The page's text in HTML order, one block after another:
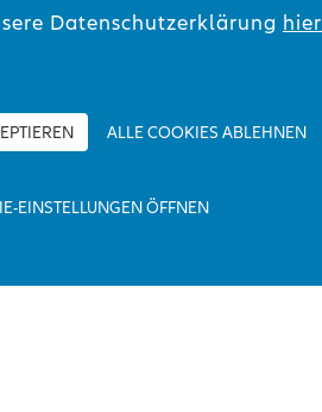
Datenschutzerklärung hier
ALLE COOKIES ABLEHNEN
EINSTELLUNGEN ÖFFNEN